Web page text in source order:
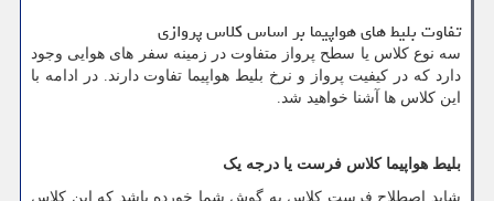
تفاوت بلیط های هواپیما بر اساس کلاس پروازی
سه نوع کلاس یا سطح پرواز متفاوت در زمینه سفر های هوایی وجود
دارد که در کیفیت پرواز و نرخ بلیط هواپیما تفاوت دارند. در ادامه با
این کلاس ها آشنا خواهید شد.
بلیط هواپیما کلاس فرست یا درجه یک
شاید اصطلاح فرست کلاس به گوش شما خورده باشد که این کلاس